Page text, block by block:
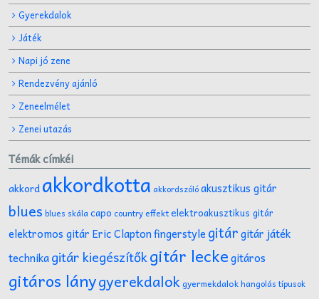
Gyerekdalok
Játék
Napi jó zene
Rendezvény ajánló
Zeneelmélet
Zenei utazás
Témák címkéi
akkordakkordkotta akkordszólóakusztikus gitár
blues blues skálacapo country effektelektroakusztikus gitár
elektromos gitár Eric Claptonfingerstyle gitárgitár játék
technikagitár kiegészítőkgitár leckegitáros
gitáros lánygyerekdalokgyermekdalokhangolás típusok